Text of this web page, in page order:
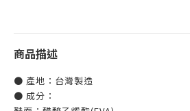
商品描述
● 產地：台灣製造
● 成分：